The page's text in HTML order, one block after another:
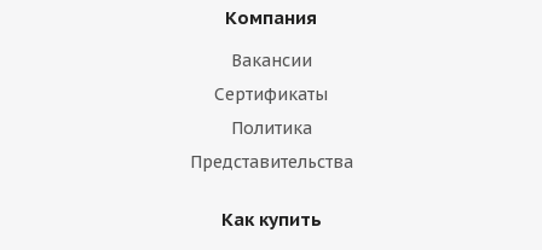
Компания
Вакансии
Сертификаты
Политика
Представительства
Как купить